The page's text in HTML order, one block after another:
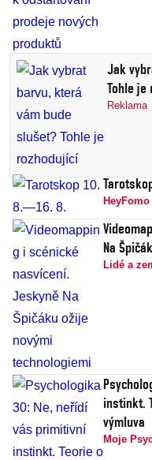
Jak
Tohle je
Reklama
HeyFomo
Na
Lidé a
instinkt.
výmluva
Moje